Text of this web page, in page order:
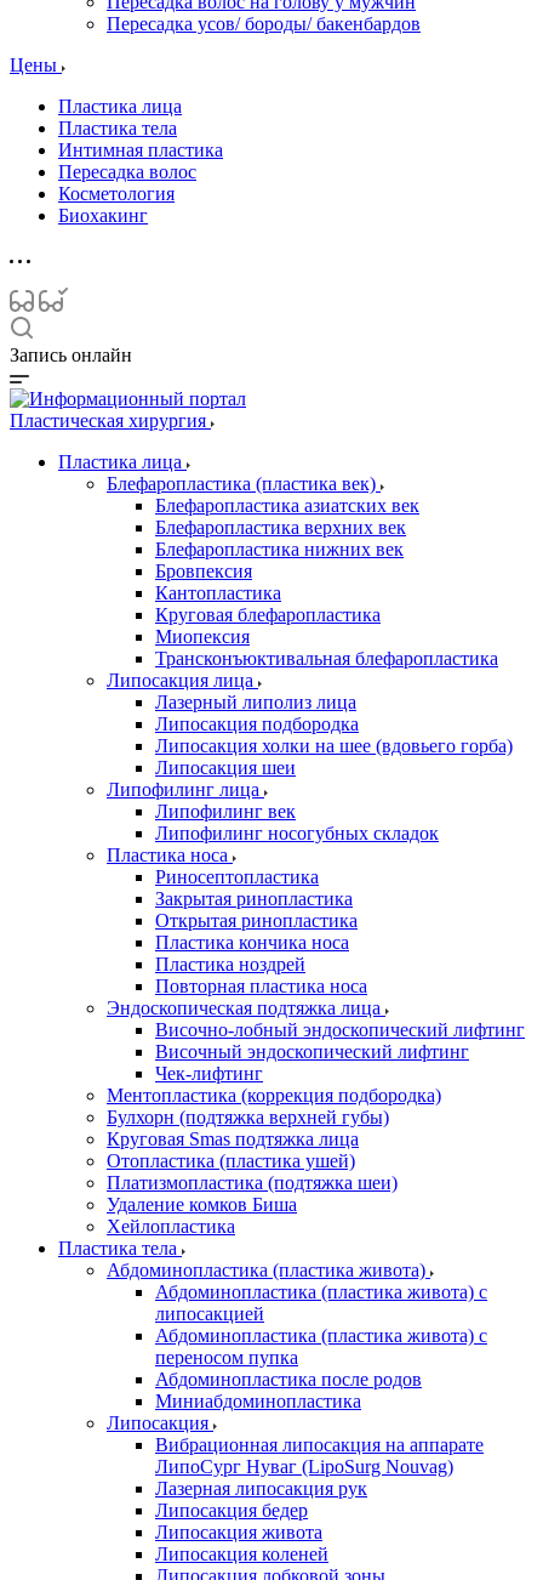
Пересадка усов/ бороды/ бакенбардов
Цены
Пластика лица
Пластика тела
Интимная пластика
Пересадка волос
Косметология
Биохакинг
Запись онлайн
Пластическая хирургия
Пластика лица
Блефаропластика (пластика век)
Блефаропластика азиатских век
Блефаропластика верхних век
Блефаропластика нижних век
Бровпексия
Кантопластика
Круговая блефаропластика
Миопексия
Трансконъюктивальная блефаропластика
Липосакция лица
Лазерный липолиз лица
Липосакция подбородка
Липосакция холки на шее (вдовьего горба)
Липосакция шеи
Липофилинг лица
Липофилинг век
Липофилинг носогубных складок
Пластика носа
Риносептопластика
Закрытая ринопластика
Открытая ринопластика
Пластика кончика носа
Пластика ноздрей
Повторная пластика носа
Эндоскопическая подтяжка лица
Височно-лобный эндоскопический лифтинг
Височный эндоскопический лифтинг
Чек-лифтинг
Ментопластика (коррекция подбородка)
Булхорн (подтяжка верхней губы)
Круговая Smas подтяжка лица
Отопластика (пластика ушей)
Платизмопластика (подтяжка шеи)
Удаление комков Биша
Хейлопластика
Пластика тела
Абдоминопластика (пластика живота)
Абдоминопластика (пластика живота) с
липосакцией
Абдоминопластика (пластика живота) с
переносом пупка
Абдоминопластика после родов
Миниабдоминопластика
Липосакция
Вибрационная липосакция на аппарате
ЛипоСург Нуваг (LipoSurg Nouvag)
Лазерная липосакция рук
Липосакция бедер
Липосакция живота
Липосакция коленей
Липосакция лобковой зоны